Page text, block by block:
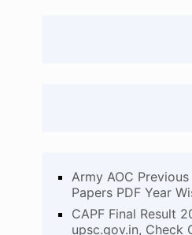
Army AOC
Papers PDF Year
CAPF Final Result
upsc.gov.in, Check